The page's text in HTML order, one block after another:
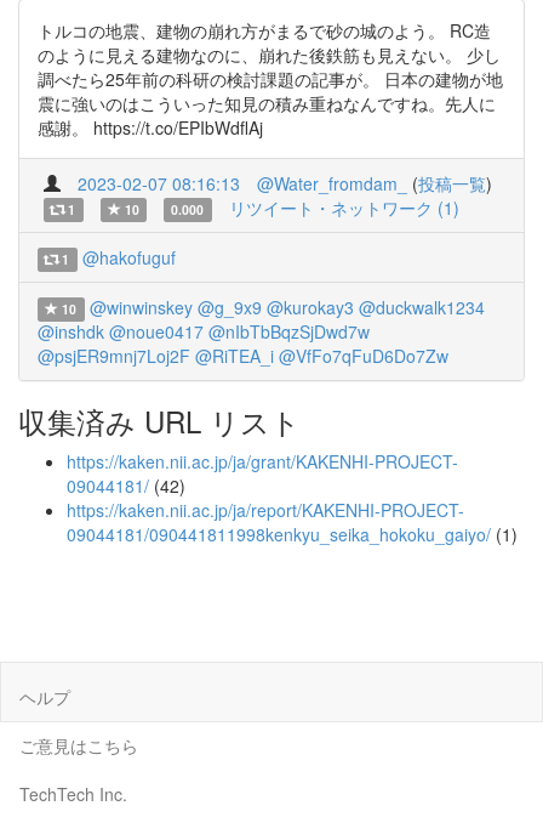
トルコの地震、建物の崩れ方がまるで砂の城のよう。 RC造
のように見える建物なのに、崩れた後鉄筋も見えない。 少し
調べたら25年前の科研の検討課題の記事が。 日本の建物が地
震に強いのはこういった知見の積み重ねなんですね。先人に
感謝。 https://t.co/EPIbWdflAj
2023-02-07 08:16:13 @Water_fromdam_ (投稿一覧)
1 10 0.000 リツイート・ネットワーク (1)
1 @hakofuguf
10 @winwinskey @g_9x9 @kurokay3 @duckwalk1234
@inshdk @noue0417 @nIbTbBqzSjDwd7w
@psjER9mnj7Loj2F @RiTEA_i @VfFo7qFuD6Do7Zw
収集済み URL リスト
https://kaken.nii.ac.jp/ja/grant/KAKENHI-PROJECT-
09044181/ (42)
https://kaken.nii.ac.jp/ja/report/KAKENHI-PROJECT-
09044181/090441811998kenkyu_seika_hokoku_gaiyo/ (1)
ヘルプ
ご意見はこちら
TechTech Inc.